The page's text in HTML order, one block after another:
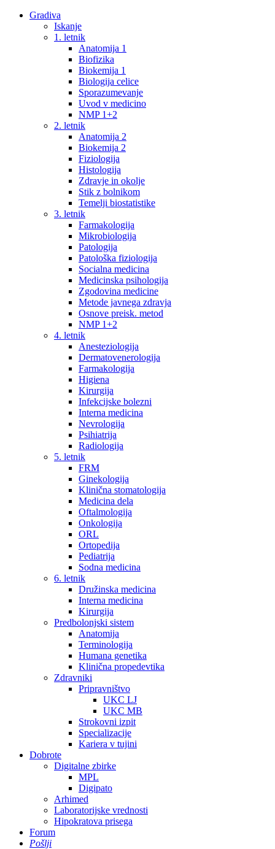
Gradiva
Iskanje
1. letnik
Anatomija 1
Biofizika
Biokemija 1
Biologija celice
Sporazumevanje
Uvod v medicino
NMP 1+2
2. letnik
Anatomija 2
Biokemija 2
Fiziologija
Histologija
Zdravje in okolje
Stik z bolnikom
Temelji biostatistike
3. letnik
Farmakologija
Mikrobiologija
Patologija
Patološka fiziologija
Socialna medicina
Medicinska psihologija
Zgodovina medicine
Metode javnega zdravja
Osnove preisk. metod
NMP 1+2
4. letnik
Anesteziologija
Dermatovenerologija
Farmakologija
Higiena
Kirurgija
Infekcijske bolezni
Interna medicina
Nevrologija
Psihiatrija
Radiologija
5. letnik
FRM
Ginekologija
Klinična stomatologija
Medicina dela
Oftalmologija
Onkologija
ORL
Ortopedija
Pediatrija
Sodna medicina
6. letnik
Družinska medicina
Interna medicina
Kirurgija
Predbolonjski sistem
Anatomija
Terminologija
Humana genetika
Klinična propedevtika
Zdravniki
Pripravništvo
UKC LJ
UKC MB
Strokovni izpit
Specializacije
Kariera v tujini
Dobrote
Digitalne zbirke
MPL
Digipato
Arhimed
Laboratorijske vrednosti
Hipokratova prisega
Forum
Pošlji